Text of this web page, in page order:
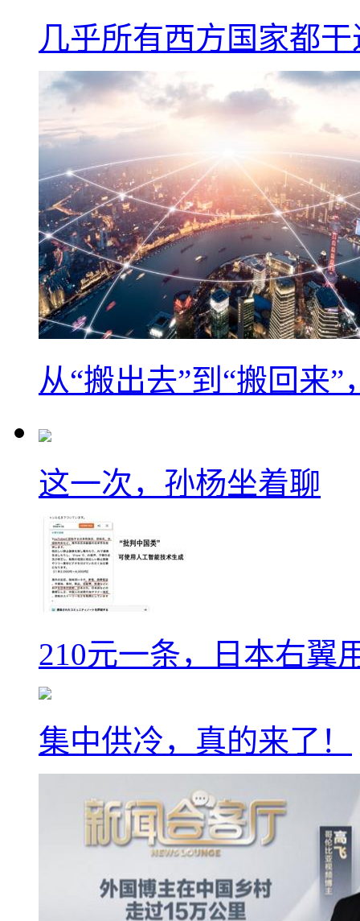
几乎所有西方国家都
从“搬出去”到“搬回来
这一次，孙杨坐着聊
210元一条，日本右翼
集中供冷，真的来了！